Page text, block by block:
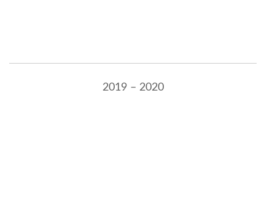
2019 – 2020